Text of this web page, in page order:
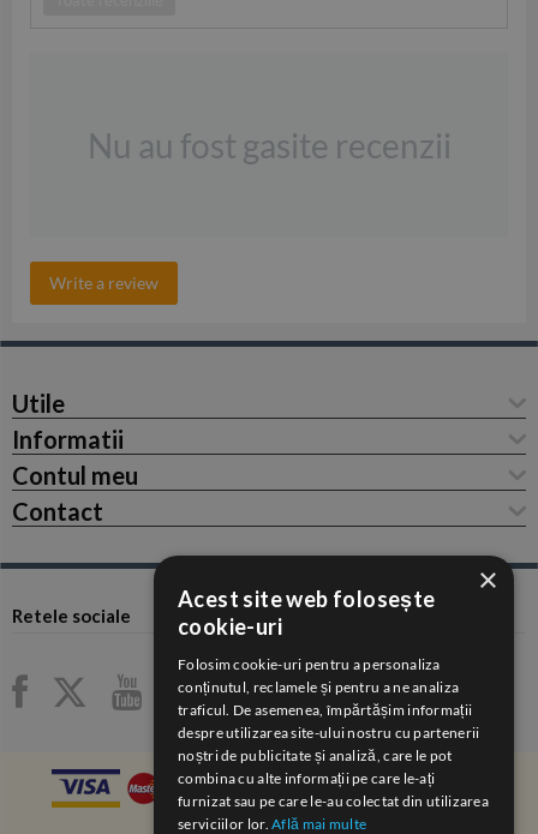
Nu au fost gasite recenzii
Write a review
Utile
Informatii
Contul meu
Contact
Retele sociale
×
Acest site web folosește
cookie-uri
Folosim cookie-uri pentru a personaliza
conținutul, reclamele și pentru a ne analiza
traficul. De asemenea, împărtășim informații
despre utilizarea site-ului nostru cu partenerii
noștri de publicitate și analiză, care le pot
combina cu alte informații pe care le-ați
furnizat sau pe care le-au colectat din utilizarea
serviciilor lor.Află mai multe